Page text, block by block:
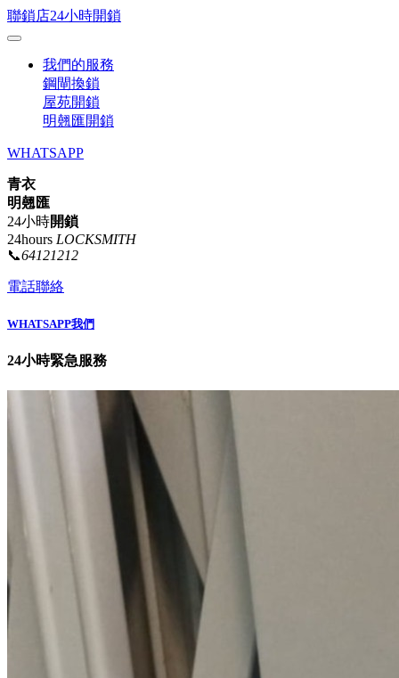
聯鎖店24小時開鎖
我們的服務
鋼閘換鎖
屋苑開鎖
明翹匯開鎖
WHATSAPP
青衣
明翹匯
24小時開鎖
24hours LOCKSMITH
📞64121212
電話聯絡
WHATSAPP我們
24小時緊急服務